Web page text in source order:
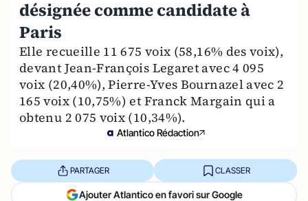
désignée comme candidate à
Paris
Elle recueille 11 675 voix (58,16% des voix),
devant Jean-François Legaret avec 4 095
voix (20,40%), Pierre-Yves Bournazel avec 2
165 voix (10,75%) et Franck Margain qui a
obtenu 2 075 voix (10,34%).
Atlantico Rédaction
PARTAGER CLASSER
Ajouter Atlantico en favori sur Google